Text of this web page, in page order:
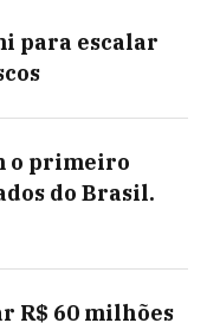
para escalar
o primeiro
do Brasil.
R$ 60 milhões